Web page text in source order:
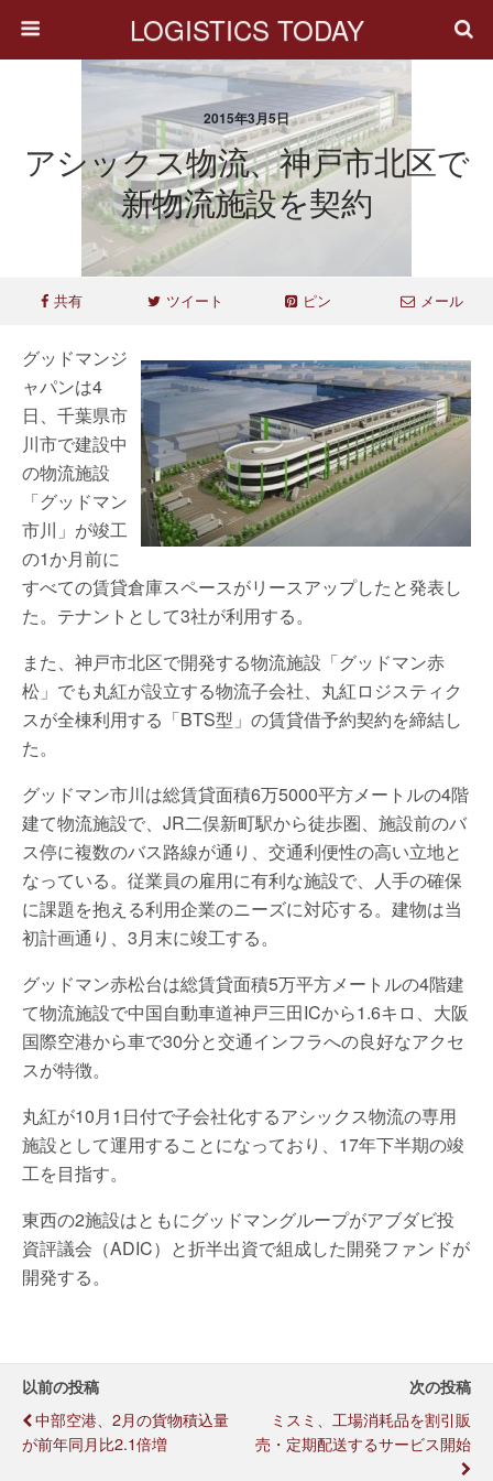
LOGISTICS TODAY
2015年3月5日
アシックス物流、神戸市北区で
新物流施設を契約
共有 ツイート ピン メール
グッドマンジ
ャパンは4
日、千葉県市
川市で建設中
の物流施設
「グッドマン
市川」が竣工
の1か月前に
すべての賃貸倉庫スペースがリースアップしたと発表し
た。テナントとして3社が利用する。
また、神戸市北区で開発する物流施設「グッドマン赤
松」でも丸紅が設立する物流子会社、丸紅ロジスティク
スが全棟利用する「BTS型」の賃貸借予約契約を締結し
た。
グッドマン市川は総賃貸面積6万5000平方メートルの4階
建て物流施設で、JR二俣新町駅から徒歩圏、施設前のバ
ス停に複数のバス路線が通り、交通利便性の高い立地と
なっている。従業員の雇用に有利な施設で、人手の確保
に課題を抱える利用企業のニーズに対応する。建物は当
初計画通り、3月末に竣工する。
グッドマン赤松台は総賃貸面積5万平方メートルの4階建
て物流施設で中国自動車道神戸三田ICから1.6キロ、大阪
国際空港から車で30分と交通インフラへの良好なアクセ
スが特徴。
丸紅が10月1日付で子会社化するアシックス物流の専用
施設として運用することになっており、17年下半期の竣
工を目指す。
東西の2施設はともにグッドマングループがアブダビ投
資評議会（ADIC）と折半出資で組成した開発ファンドが
開発する。
以前の投稿
中部空港、2月の貨物積込量
が前年同月比2.1倍増
次の投稿
ミスミ、工場消耗品を割引販
売・定期配送するサービス開始